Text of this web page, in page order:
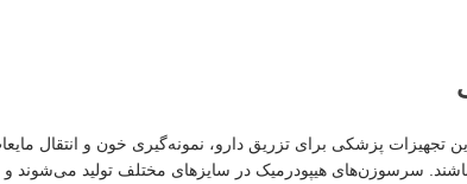
تجهیزات پزشکی برای تزریق دارو، نمونه‌گیری خون و
سرسوزن‌های هیپودرمیک در سایزهای مختلف تولید می‌شوند و